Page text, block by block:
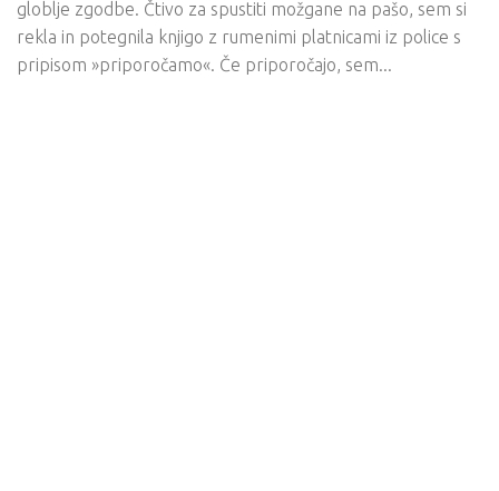
globlje zgodbe. Čtivo za spustiti možgane na pašo, sem si
rekla in potegnila knjigo z rumenimi platnicami iz police s
pripisom »priporočamo«. Če priporočajo, sem...